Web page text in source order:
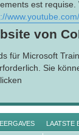
est
von
für Microsoft
Sie
LAATSTE